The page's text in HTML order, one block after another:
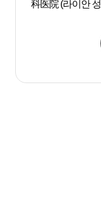
科医院 (라이안